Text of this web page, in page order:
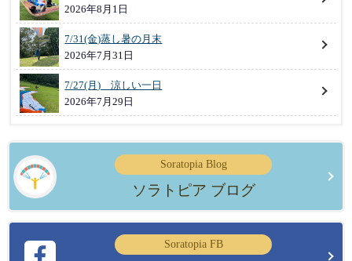
2026年8月1日
7/31(金)蒸し暑の月末
2026年7月31日
7/27(月) 涼しい一日
2026年7月29日
Soratopia Blog
ソラトピア ブログ
Soratopia FB